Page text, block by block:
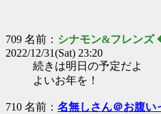
709 名前： シナモン&フレンズ
2022/12/31(Sat) 23:20
続きは明日の予定だよ
よいお年を！
710 名前： 名無しさん＠お腹い